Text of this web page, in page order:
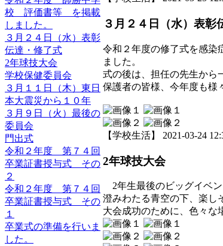
校 評価書等 を掲載
しました。
３月２４日（水）表彰
伝達・修了式
2年球技大会
学校保健委員会
３月１１日（木）東日
本大震災から１０年
３月９日（火）最後の
委員会
門出式
令和２年度 第７４回
卒業証書授与式 その
２
令和２年度 第７４回
卒業証書授与式 その
１
卒業式の準備を行いま
した。
３月２４日（水）表彰
令和２年度の修了式を感染
ました。
式の後は、担任の先生から
保護者の皆様、今年度も様
【学校生活】 2021-03-24
2年球技大会
2年生最後のビッグイベン
澄みわたる青空の下、楽し
大会成功のために、色々な